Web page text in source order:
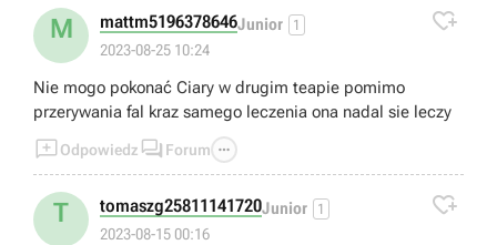
M mattm5196378646Junior 1
2023-08-25 10:24

Nie mogo pokonać Ciary w drugim teapie pomimo
przerywania fal kraz samego leczenia ona nadal sie leczy
Odpowiedz  Forum 
T tomaszg25811141720Junior 1
2023-08-15 00:16
